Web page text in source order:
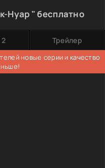
Нуар " бесплатно
Трейлер
новые серии и качество